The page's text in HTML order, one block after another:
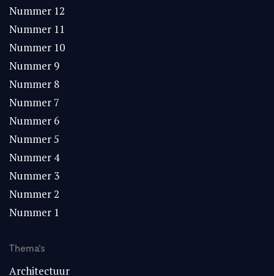
Nummer 12
Nummer 11
Nummer 10
Nummer 9
Nummer 8
Nummer 7
Nummer 6
Nummer 5
Nummer 4
Nummer 3
Nummer 2
Nummer 1
Thema's
Architectuur